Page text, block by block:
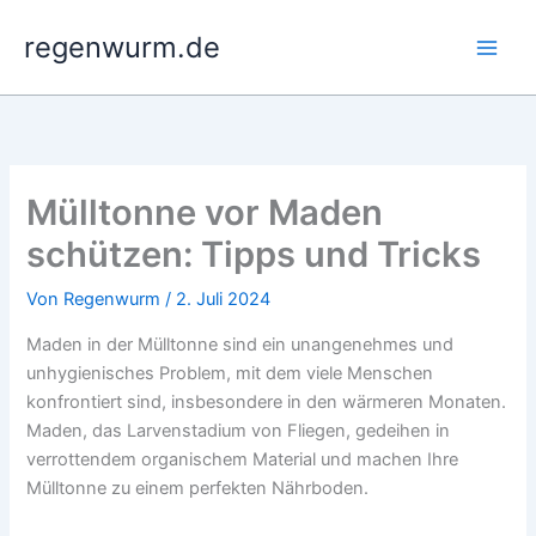
Inhalt
springen
regenwurm.de
Mülltonne vor Maden
schützen: Tipps und Tricks
Von Regenwurm/ 2. Juli 2024
Maden in der Mülltonne sind ein unangenehmes und
unhygienisches Problem, mit dem viele Menschen
konfrontiert sind, insbesondere in den wärmeren Monaten.
Maden, das Larvenstadium von Fliegen, gedeihen in
verrottendem organischem Material und machen Ihre
Mülltonne zu einem perfekten Nährboden.